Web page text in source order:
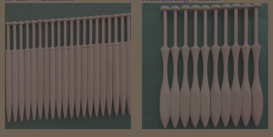
weist
Die
Optionen
können
auf
gewählt
werden